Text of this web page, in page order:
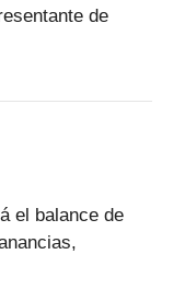
de
el balance de